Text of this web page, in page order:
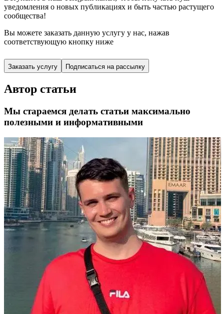
уведомления о новых публикациях и быть частью растущего
сообщества!
Вы можете заказать данную услугу у нас, нажав
соответствующую кнопку ниже
Заказать услугу Подписаться на рассылку
Автор статьи
Мы стараемся делать статьи максимально
полезными и информативными